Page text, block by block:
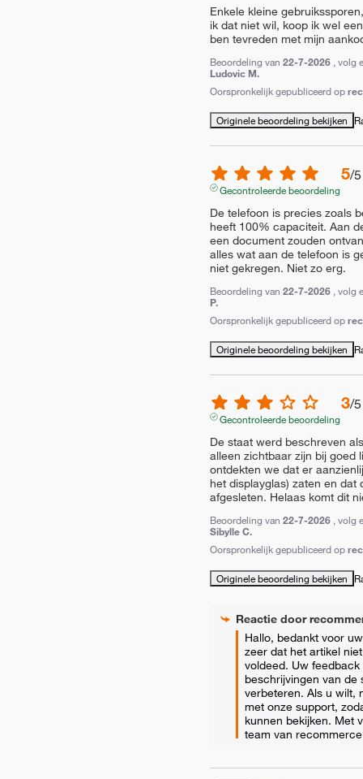
Enkele kleine
ik dat niet wil, koop ik wel
ben tevreden met mijn
Beoordeling van 22-7-2026 , volg
Ludovic M.
Oorspronkelijk gepubliceerd op
Originele beoordeling bekijken
5/5
Gecontroleerde beoordeling
De telefoon is precies zoals
heeft 100% capaciteit. Aan
een document zouden
alles wat aan de telefoon is
niet gekregen. Niet zo erg.
Beoordeling van 22-7-2026 , volg
P.
Oorspronkelijk gepubliceerd op
Originele beoordeling bekijken
3/5
Gecontroleerde beoordeling
De staat werd beschreven
alleen zichtbaar zijn bij goed
ontdekten we dat er
het displayglas) zaten en dat
afgesleten. Helaas komt dit
Beoordeling van 22-7-2026 , volg
Sibylle C.
Oorspronkelijk gepubliceerd op
Originele beoordeling bekijken
Reactie door
Hallo, bedankt voor
zeer dat het artikel
voldeed. Uw
beschrijvingen van de
verbeteren. Als u wilt,
met onze support,
kunnen bekijken. Met
team van recommerce